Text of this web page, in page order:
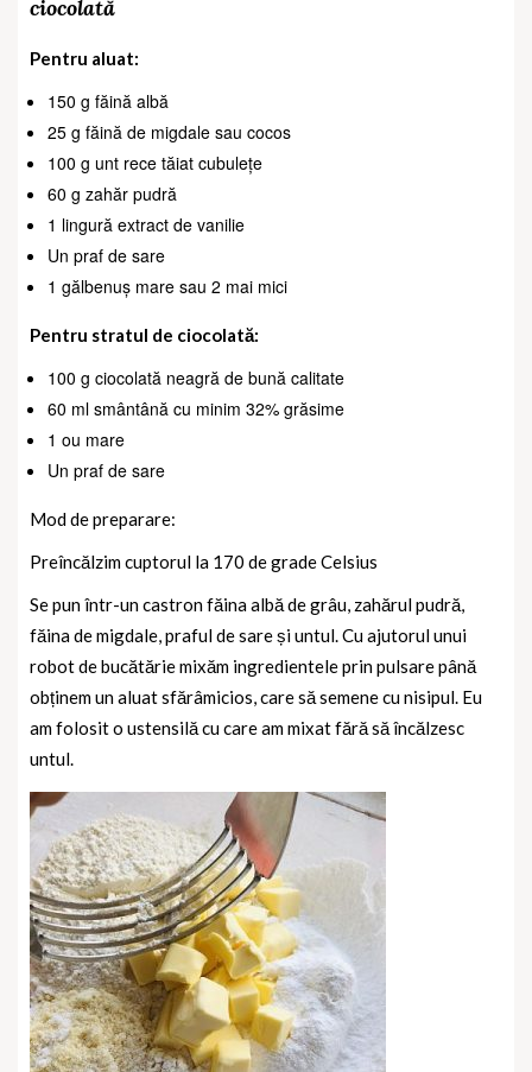
ciocolată
Pentru aluat:
150 g făină albă
25 g făină de migdale sau cocos
100 g unt rece tăiat cubulețe
60 g zahăr pudră
1 lingură extract de vanilie
Un praf de sare
1 gălbenuș mare sau 2 mai mici
Pentru stratul de ciocolată:
100 g ciocolată neagră de bună calitate
60 ml smântână cu minim 32% grăsime
1 ou mare
Un praf de sare
Mod de preparare:
Preîncălzim cuptorul la 170 de grade Celsius
Se pun într-un castron făina albă de grâu, zahărul pudră,
făina de migdale, praful de sare și untul. Cu ajutorul unui
robot de bucătărie mixăm ingredientele prin pulsare până
obținem un aluat sfărâmicios, care să semene cu nisipul. Eu
am folosit o ustensilă cu care am mixat fără să încălzesc
untul.